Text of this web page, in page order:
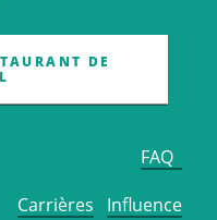
DE
FAQ
Carrières
Influence